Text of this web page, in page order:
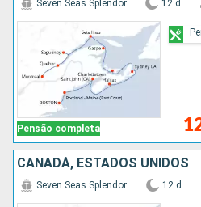
Pensão completa
Seven Seas Splendor 12 d
CANADÁ, ESTADOS UNIDOS
Seven Seas Splendor 12 d